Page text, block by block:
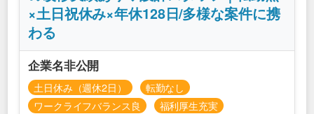
×土日祝休み×年休128日/多様な案件に携
わる
企業名非公開
土日休み（週休2日）
転勤なし
ワークライフバランス良
福利厚生充実